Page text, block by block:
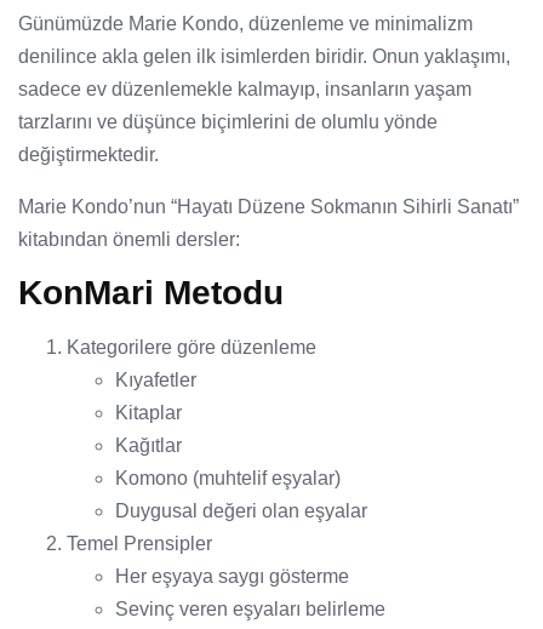
Günümüzde Marie Kondo, düzenleme ve minimalizm
denilince akla gelen ilk isimlerden biridir. Onun yaklaşımı,
sadece ev düzenlemekle kalmayıp, insanların yaşam
tarzlarını ve düşünce biçimlerini de olumlu yönde
değiştirmektedir.
Marie Kondo’nun “Hayatı Düzene Sokmanın Sihirli Sanatı”
kitabından önemli dersler:
KonMari Metodu
Kategorilere göre düzenleme
Kıyafetler
Kitaplar
Kağıtlar
Komono (muhtelif eşyalar)
Duygusal değeri olan eşyalar
Temel Prensipler
Her eşyaya saygı gösterme
Sevinç veren eşyaları belirleme